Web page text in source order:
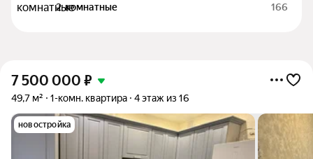
2-комнатные 166
7 500 000 ₽
49,7 м² 1-комн. квартира 4 этаж из 16
новостройка